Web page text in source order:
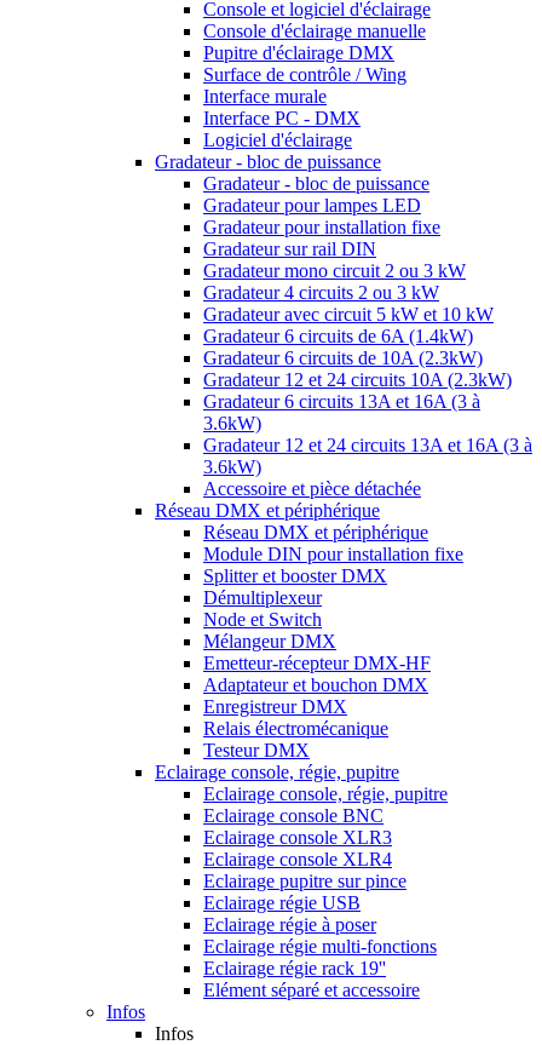
Console et logiciel d'éclairage
Console d'éclairage manuelle
Pupitre d'éclairage DMX
Surface de contrôle / Wing
Interface murale
Interface PC - DMX
Logiciel d'éclairage
Gradateur - bloc de puissance
Gradateur - bloc de puissance
Gradateur pour lampes LED
Gradateur pour installation fixe
Gradateur sur rail DIN
Gradateur mono circuit 2 ou 3 kW
Gradateur 4 circuits 2 ou 3 kW
Gradateur avec circuit 5 kW et 10 kW
Gradateur 6 circuits de 6A (1.4kW)
Gradateur 6 circuits de 10A (2.3kW)
Gradateur 12 et 24 circuits 10A (2.3kW)
Gradateur 6 circuits 13A et 16A (3 à
3.6kW)
Gradateur 12 et 24 circuits 13A et 16A (3 à
3.6kW)
Accessoire et pièce détachée
Réseau DMX et périphérique
Réseau DMX et périphérique
Module DIN pour installation fixe
Splitter et booster DMX
Démultiplexeur
Node et Switch
Mélangeur DMX
Emetteur-récepteur DMX-HF
Adaptateur et bouchon DMX
Enregistreur DMX
Relais électromécanique
Testeur DMX
Eclairage console, régie, pupitre
Eclairage console, régie, pupitre
Eclairage console BNC
Eclairage console XLR3
Eclairage console XLR4
Eclairage pupitre sur pince
Eclairage régie USB
Eclairage régie à poser
Eclairage régie multi-fonctions
Eclairage régie rack 19''
Elément séparé et accessoire
Infos
Infos